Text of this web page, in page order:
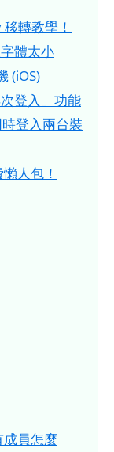
轉教學！
體太小
(iOS)
登入」功能
時登入兩台裝
人包！
成員怎麼